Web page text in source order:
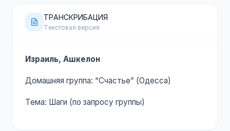
ТРАНСКРИБАЦИЯ
Текстовая версия
Израиль, Ашкелон
Домашняя группа: “Счастье” (Одесса)
Тема: Шаги (по запросу группы)